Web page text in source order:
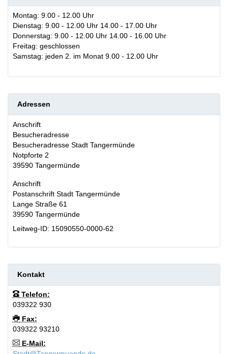
Montag: 9.00 - 12.00 Uhr
Dienstag: 9.00 - 12.00 Uhr 14.00 - 17.00 Uhr
Donnerstag: 9.00 - 12.00 Uhr 14.00 - 16.00 Uhr
Freitag: geschlossen
Samstag: jeden 2. im Monat 9.00 - 12.00 Uhr
Adressen
Anschrift
Besucheradresse
Besucheradresse Stadt Tangermünde
Notpforte 2
39590 Tangermünde
Anschrift
Postanschrift Stadt Tangermünde
Lange Straße 61
39590 Tangermünde
Leitweg-ID: 15090550-0000-62
Kontakt
Telefon:
039322 930
Fax:
039322 93210
E-Mail: